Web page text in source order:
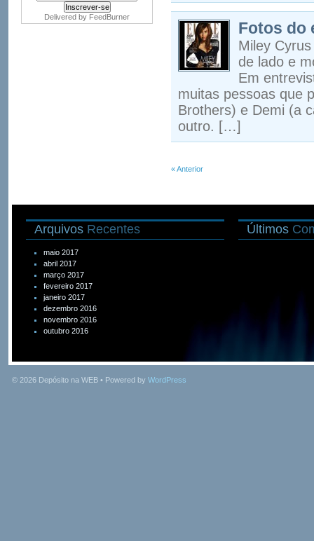
Delivered by FeedBurner
Fotos do
Miley
de lado e
Em
muitas pessoas que
Brothers) e Demi (a
outro. […]
« Anterior
Arquivos Recentes
maio 2017
abril 2017
março 2017
fevereiro 2017
janeiro 2017
dezembro 2016
novembro 2016
outubro 2016
Últimos
© 2026 Depósito na WEB • Powered by WordPress